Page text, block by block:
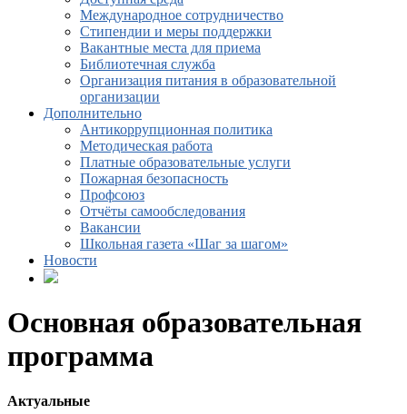
Международное сотрудничество
Стипендии и меры поддержки
Вакантные места для приема
Библиотечная служба
Организация питания в образовательной
организации
Дополнительно
Антикоррупционная политика
Методическая работа
Платные образовательные услуги
Пожарная безопасность
Профсоюз
Отчёты самообследования
Вакансии
Школьная газета «Шаг за шагом»
Новости
Основная образовательная
программа
Актуальные